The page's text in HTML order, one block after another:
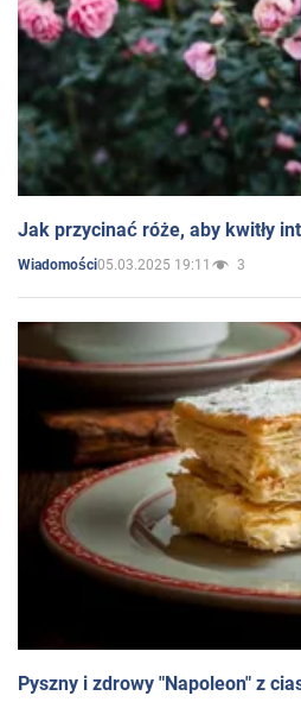
Jak przycinać róże, aby kwitły
Wiadomości05.03.2025 19:11 3
Pyszny i zdrowy "Napoleon" z